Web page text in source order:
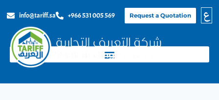
info@tariff.sa +966 531 005 569 Request a Quotation ع